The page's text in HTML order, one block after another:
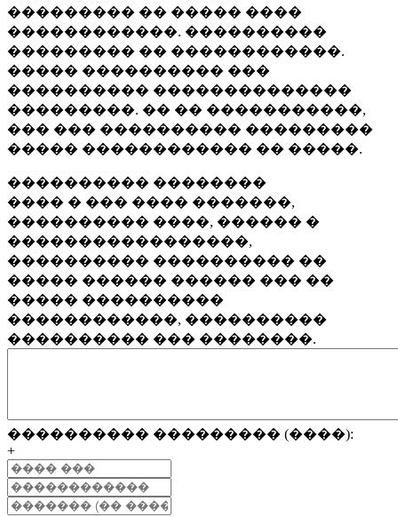
��������� �� ����� ����
������������. ����������
��������� �� ������������.
����� ���������� ���
���������� ��������������
���������. �� �� �����������,
��� ��� ���������� ���������
����� ������������ �� �����.
���������� ��������
���� � ��� ���� �������,
���������� ����, ������ �
�����������������,
���������� ���������� ��
����� ������ ������ ��� ��
����� ����������
������������, ����������
���������� ��� ��������.
���������� ��������� (����):
+